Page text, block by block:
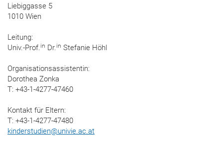
Liebiggasse 5
1010 Wien
Leitung:
Univ.-Prof.in Dr.in Stefanie Höhl
Organisationsassistentin:
Dorothea Zonka
T: +43-1-4277-47460
Kontakt für Eltern:
T: +43-1-4277-47480
kinderstudien@univie.ac.at